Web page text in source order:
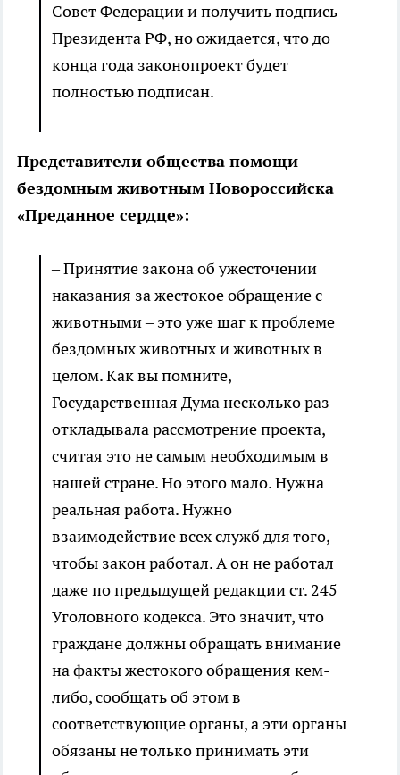
Совет Федерации и получить подпись
Президента РФ, но ожидается, что до
конца года законопроект будет
полностью подписан.
Представители общества помощи
бездомным животным Новороссийска
«Преданное сердце»:
– Принятие закона об ужесточении
наказания за жестокое обращение с
животными – это уже шаг к проблеме
бездомных животных и животных в
целом. Как вы помните,
Государственная Дума несколько раз
откладывала рассмотрение проекта,
считая это не самым необходимым в
нашей стране. Но этого мало. Нужна
реальная работа. Нужно
взаимодействие всех служб для того,
чтобы закон работал. А он не работал
даже по предыдущей редакции ст. 245
Уголовного кодекса. Это значит, что
граждане должны обращать внимание
на факты жестокого обращения кем-
либо, сообщать об этом в
соответствующие органы, а эти органы
обязаны не только принимать эти